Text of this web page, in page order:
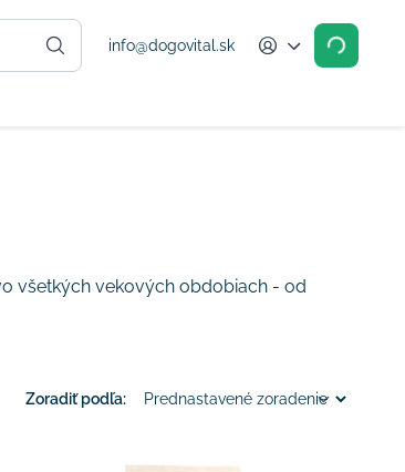
info@dogovital.sk Account
všetkých vekových obdobiach - od
Zoradiť podľa: